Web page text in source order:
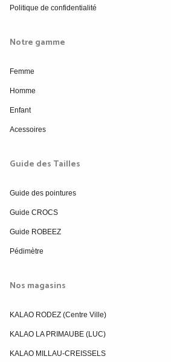
Politique de confidentialité
Notre gamme
Femme
Homme
Enfant
Acessoires
Guide des Tailles
Guide des pointures
Guide CROCS
Guide ROBEEZ
Pédimètre
Nos magasins
KALAO RODEZ (Centre Ville)
KALAO LA PRIMAUBE (LUC)
KALAO MILLAU-CREISSELS